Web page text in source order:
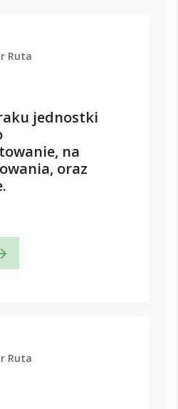
Ruta
jednostki
na
oraz
Ruta